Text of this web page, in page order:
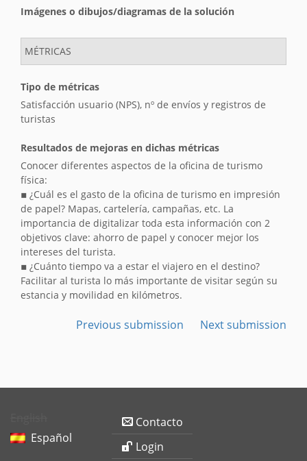
Imágenes o dibujos/diagramas de la solución
MÉTRICAS
Tipo de métricas
Satisfacción usuario (NPS), nº de envíos y registros de
turistas
Resultados de mejoras en dichas métricas
Conocer diferentes aspectos de la oficina de turismo
física:
▪ ¿Cuál es el gasto de la oficina de turismo en impresión
de papel? Mapas, cartelería, campañas, etc. La
importancia de digitalizar toda esta información con 2
objetivos clave: ahorro de papel y conocer mejor los
intereses del turista.
▪ ¿Cuánto tiempo va a estar el viajero en el destino?
Facilitar al turista lo más importante de visitar según su
estancia y movilidad en kilómetros.
Previous submission Next submission
Español
Contacto
Login